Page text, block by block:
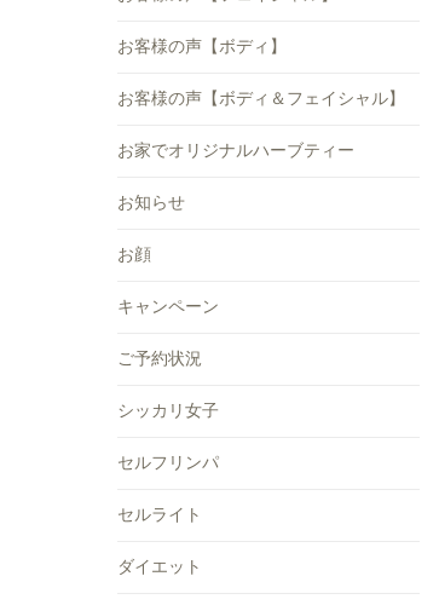
お客様の声【ボディ】
お客様の声【ボディ＆フェイシャル】
お家でオリジナルハーブティー
お知らせ
お顔
キャンペーン
ご予約状況
シッカリ女子
セルフリンパ
セルライト
ダイエット